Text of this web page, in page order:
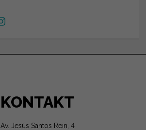
KONTAKT
Av. Jesús Santos Rein, 4